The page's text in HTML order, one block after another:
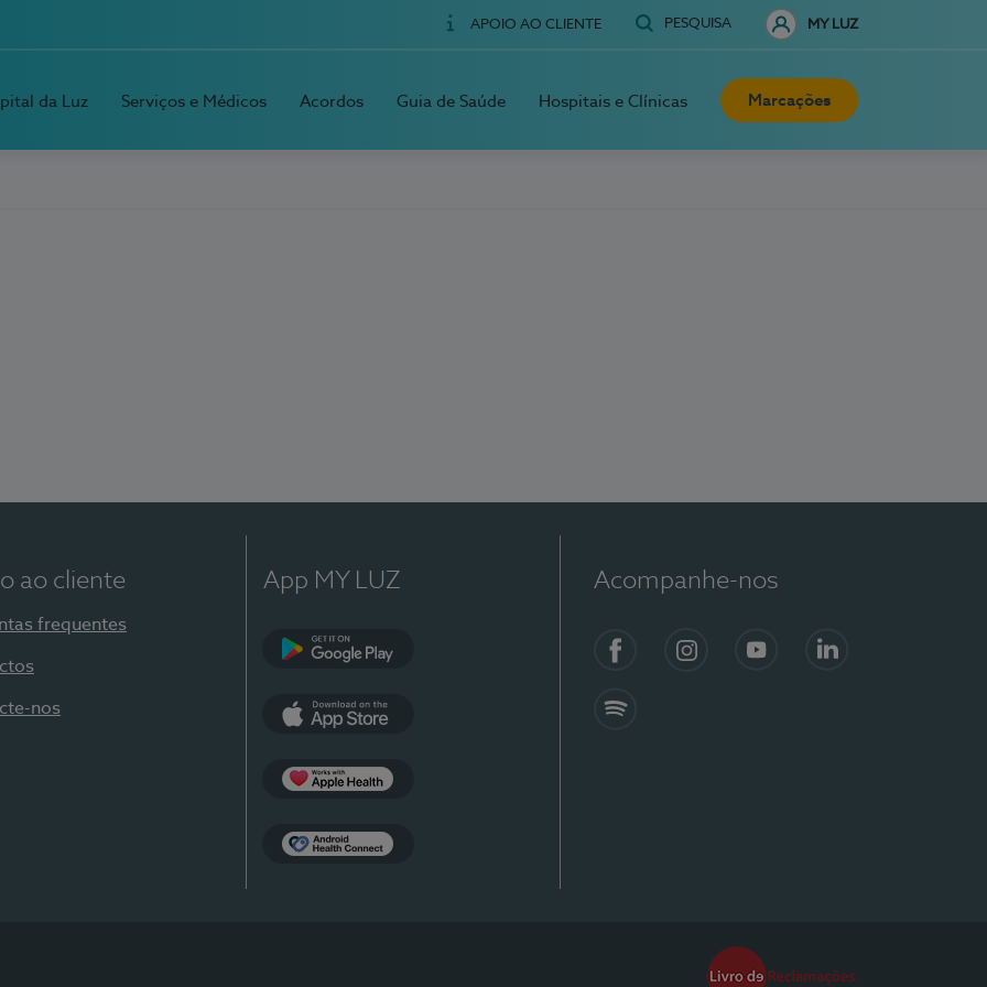
APOIO AO CLIENTE PESQUISA MY LUZ
da Luz Serviços e Médicos Acordos Guia de Saúde Hospitais e Clínicas Marcações
ao cliente
frequentes
nos
App MY LUZ Acompanhe-nos